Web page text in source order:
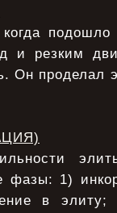
подошло
и резким
Он проделал
фазы: 1)
в